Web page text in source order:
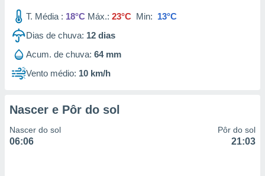
T. Média : 18°C Máx.: 23°C Min: 13°C
Dias de chuva: 12 dias
Acum. de chuva: 64 mm
Vento médio: 10 km/h
Nascer e Pôr do sol
Nascer do sol
06:06
Pôr do sol
21:03